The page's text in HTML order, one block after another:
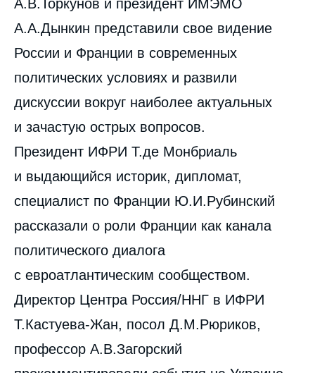
А.В.Торкунов и президент ИМЭМО
А.А.Дынкин представили свое видение
России и Франции в современных
политических условиях и развили
дискуссии вокруг наиболее актуальных
и зачастую острых вопросов.
Президент ИФРИ Т.де Монбриаль
и выдающийся историк, дипломат,
специалист по Франции Ю.И.Рубинский
рассказали о роли Франции как канала
политического диалога
с евроатлантическим сообществом.
Директор Центра Россия/ННГ в ИФРИ
Т.Кастуева-Жан, посол Д.М.Рюриков,
профессор А.В.Загорский